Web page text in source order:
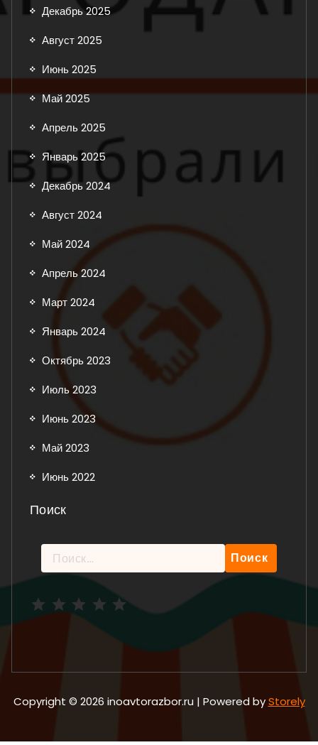
Декабрь 2025
Август 2025
Июнь 2025
Май 2025
Апрель 2025
Январь 2025
Декабрь 2024
Август 2024
Май 2024
Апрель 2024
Март 2024
Январь 2024
Октябрь 2023
Июль 2023
Июнь 2023
Май 2023
Июнь 2022
Поиск
Найти:
Copyright © 2026 inoavtorazbor.ru | Powered byStorely